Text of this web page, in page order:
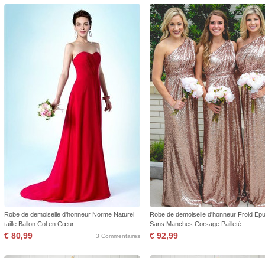
Robe de demoiselle d'honneur Norme Naturel
taille Ballon Col en Cœur
€ 80,99 3 Commentaires
Robe de demoiselle d'honneur Froid
Sans Manches Corsage Pailleté
€ 92,99